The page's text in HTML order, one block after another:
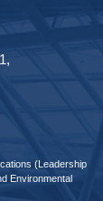
(Leadership
Environmental